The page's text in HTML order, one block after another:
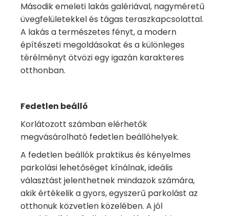
Második emeleti lakás galériával, nagyméretű
üvegfelületekkel és tágas teraszkapcsolattal.
A lakás a természetes fényt, a modern
építészeti megoldásokat és a különleges
térélményt ötvözi egy igazán karakteres
otthonban.
Fedetlen beálló
Korlátozott számban elérhetők
megvásárolható fedetlen beállóhelyek.
A fedetlen beállók praktikus és kényelmes
parkolási lehetőséget kínálnak, ideális
választást jelenthetnek mindazok számára,
akik értékelik a gyors, egyszerű parkolást az
otthonuk közvetlen közelében. A jól